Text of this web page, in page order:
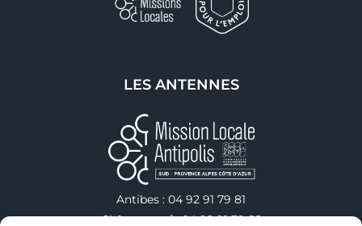
LES ANTENNES
Antibes : 04 92 91 79 81
Châteauneuf : 04 92 91 79 82